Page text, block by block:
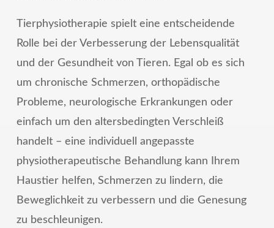
Tierphysiotherapie spielt eine entscheidende
Rolle bei der Verbesserung der Lebensqualität
und der Gesundheit von Tieren. Egal ob es sich
um chronische Schmerzen, orthopädische
Probleme, neurologische Erkrankungen oder
einfach um den altersbedingten Verschleiß
handelt – eine individuell angepasste
physiotherapeutische Behandlung kann Ihrem
Haustier helfen, Schmerzen zu lindern, die
Beweglichkeit zu verbessern und die Genesung
zu beschleunigen.